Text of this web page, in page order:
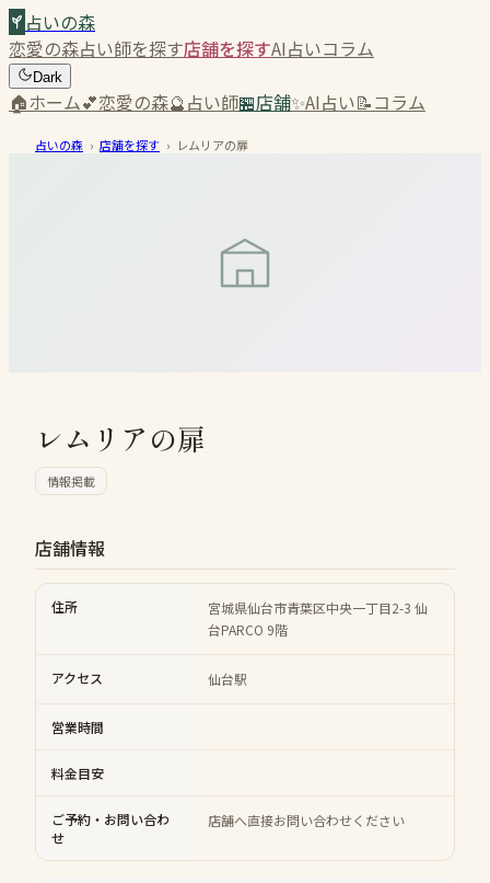
占いの森
恋愛の森占い師を探す店舗を探すAI占いコラム
Dark
🏠ホーム💕恋愛の森🔮占い師🏪店舗✨AI占い📝コラム
占いの森 › 店舗を探す › レムリアの扉
レムリアの扉
情報掲載
店舗情報
住所
宮城県仙台市青葉区中央一丁目2-3 仙
台PARCO 9階
アクセス 仙台駅
営業時間
料金目安
ご予約・お問い合わ
せ
店舗へ直接お問い合わせください